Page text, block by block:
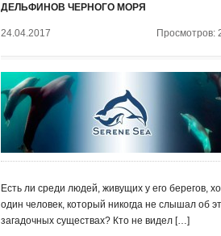
ДЕЛЬФИНОВ ЧЕРНОГО МОРЯ
24.04.2017 Просмотров:
Есть ли среди людей, живущих у его берегов,
один человек, который никогда не слышал об
загадочных существах? Кто не видел […]